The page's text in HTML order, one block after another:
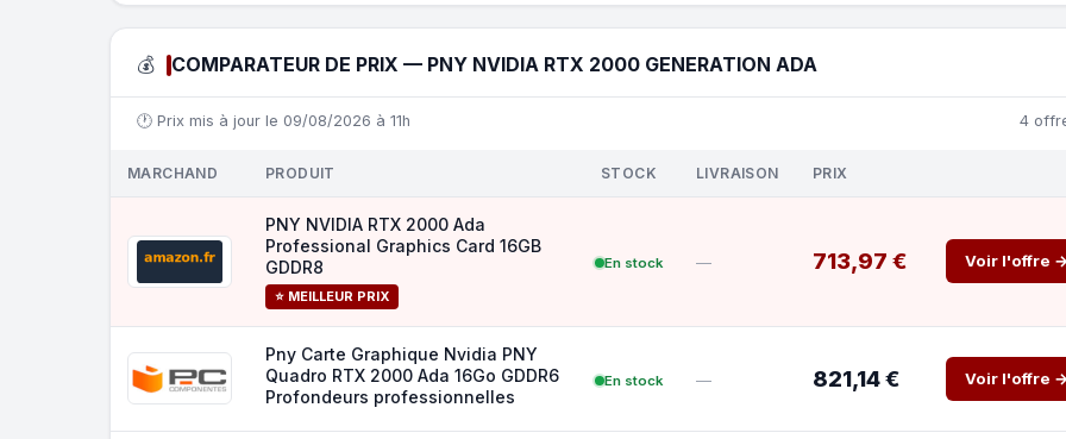
💰 COMPARATEUR DE PRIX — PNY NVIDIA RTX 2000 GENERATION ADA
🕐 Prix mis à jour le 09/08/2026 à 11h 4
MARCHAND PRODUIT STOCK LIVRAISON PRIX
PNY NVIDIA RTX 2000 Ada
Professional Graphics Card 16GB
GDDR8
⭐ MEILLEUR PRIX
En stock — 713,97 € Voir l'offre →
Pny Carte Graphique Nvidia PNY
Quadro RTX 2000 Ada 16Go GDDR6
Profondeurs professionnelles
En stock — 821,14 € Voir l'offre →